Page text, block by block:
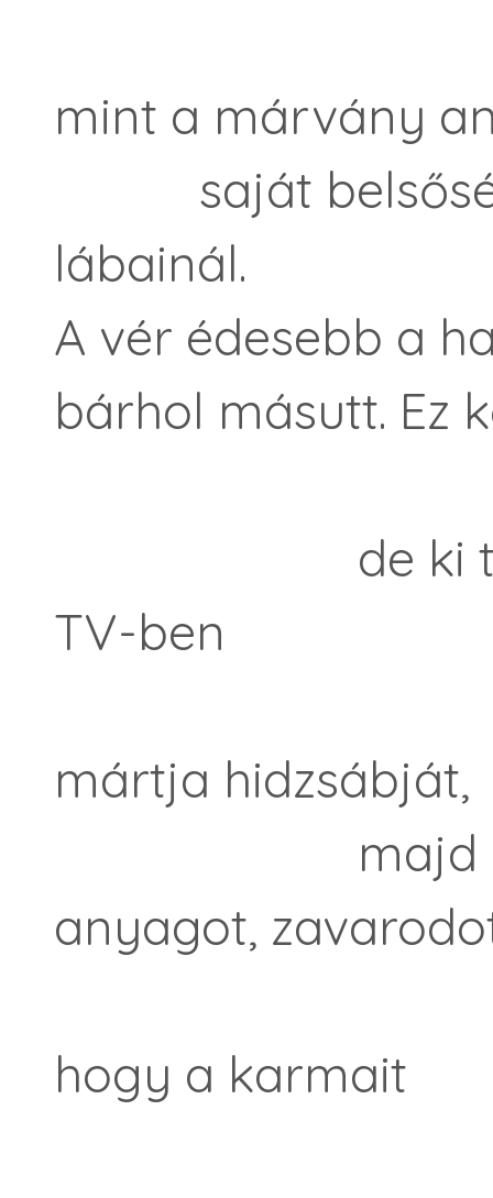
mint a márvány
saját
lábainál.
A vér édesebb a
bárhol másutt. Ez
de ki tudja,
TV-ben
mártja hidzsábját,
majd
anyagot,
hogy a karmait